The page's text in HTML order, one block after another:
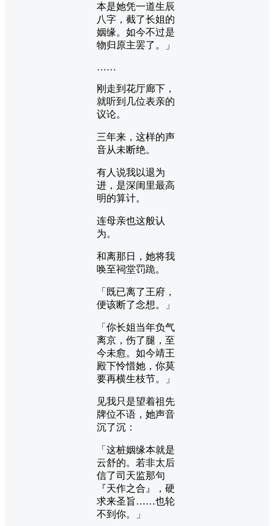
本是她凭一道生辰
八字，截了长姐的
姻缘。如今不过是
物归原主罢了。」
……
刚走到花厅廊下，
就听到几位表亲的
议论。
三年来，这样的声
音从未断绝。
有人说我以退为
进，是深闺里最高
明的算计。
连母亲也这般认
为。
和离那日，她将我
唤至祠堂罚跪。
「既已离了王府，
便该断了念想。」
「你长姐当年负气
离京，伤了腿，至
今未愈。如今靖王
殿下怜惜她，你莫
要再横生枝节。」
见我只是望着祖先
牌位不语，她声音
沉了沉：
「这桩姻缘本就是
云舒的。若非太后
信了司天监那句
『天作之合』，硬
求来圣旨……也轮
不到你。」